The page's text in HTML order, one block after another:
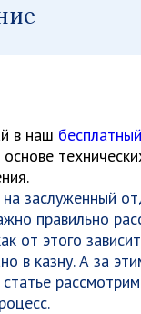
в наш
заслуженный
правильно
от этого
в казну. А за